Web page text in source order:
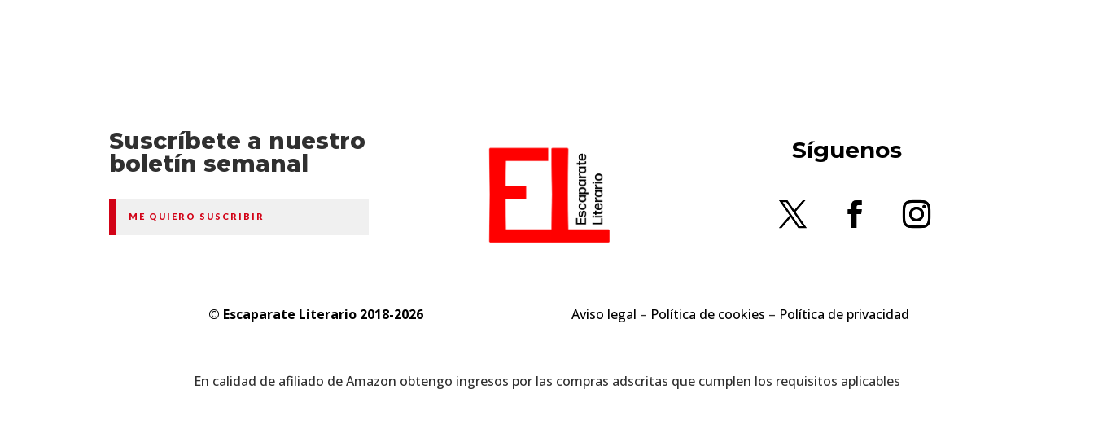
Suscríbete a nuestro
boletín semanal
ME QUIERO SUSCRIBIR
Síguenos
© Escaparate Literario 2018-2026 Aviso legal – Política de cookies – Política de privacidad
En calidad de afiliado de Amazon obtengo ingresos por las compras adscritas que cumplen los requisitos aplicables